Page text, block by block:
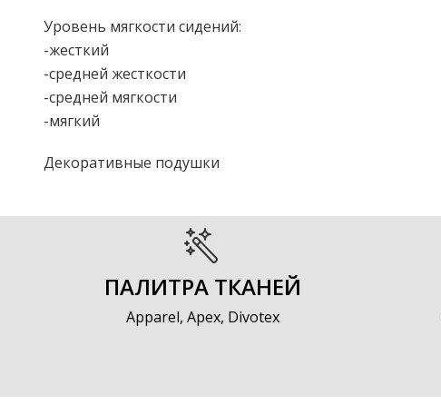
Уровень мягкости сидений:
-жесткий
-средней жесткости
-средней мягкости
-мягкий
Декоративные подушки
ПАЛИТРА ТКАНЕЙ
Apparel, Apex, Divotex